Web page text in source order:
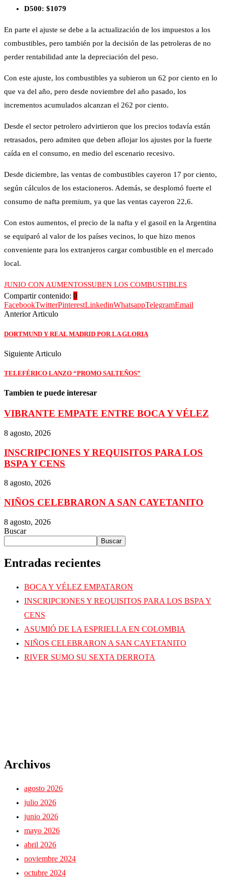
D500: $1079
En parte el ajuste se debe a la actualización de los impuestos a los
combustibles, pero también por la decisión de las petroleras de no
perder rentabilidad ante la depreciación del peso.
Con este ajuste, los combustibles ya subieron un 62 por ciento en lo
que va del año, pero desde noviembre del año pasado, los
incrementos acumulados alcanzan el 262 por ciento.
Desde el sector petrolero advirtieron que los precios todavía están
retrasados, pero admiten que deben aflojar los ajustes por la fuerte
caída en el consumo, en medio del escenario recesivo.
Desde diciembre, las ventas de combustibles cayeron 17 por ciento,
según cálculos de los estacioneros. Además, se desplomó fuerte el
consumo de nafta premium, ya que las ventas cayeron 22,6.
Con estos aumentos, el precio de la nafta y el gasoil en la Argentina
se equiparó al valor de los países vecinos, lo que hizo menos
conveniente para los extranjeros cargar combustible en el mercado
local.
JUNIO CON AUMENTOSSUBEN LOS COMBUSTIBLES
Compartir contenido: 0
FacebookTwitterPinterestLinkedinWhatsappTelegramEmail
Anterior Articulo
DORTMUND Y REAL MADRID POR LA GLORIA
Siguiente Articulo
TELEFÉRICO LANZO “PROMO SALTEÑOS”
Tambien te puede interesar
VIBRANTE EMPATE ENTRE BOCA Y VÉLEZ
8 agosto, 2026
INSCRIPCIONES Y REQUISITOS PARA LOS
BSPA Y CENS
8 agosto, 2026
NIÑOS CELEBRARON A SAN CAYETANITO
8 agosto, 2026
Buscar
Buscar
Entradas recientes
BOCA Y VÉLEZ EMPATARON
INSCRIPCIONES Y REQUISITOS PARA LOS BSPA Y
CENS
ASUMIÓ DE LA ESPRIELLA EN COLOMBIA
NIÑOS CELEBRARON A SAN CAYETANITO
RIVER SUMO SU SEXTA DERROTA
Archivos
agosto 2026
julio 2026
junio 2026
mayo 2026
abril 2026
noviembre 2024
octubre 2024